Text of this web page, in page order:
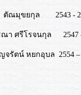
ขยกุล 2543 -
โรจนกุล 2547 –
หยกอุบล 2554 –